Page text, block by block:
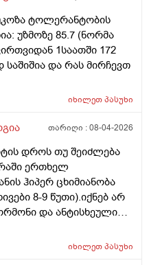
ტოლერანტობის
უზმოზე 85.7 (ნორმა
1საათში 172
საშიშია და რას მირჩევთ
იხილეთპასუხი
თარიღი :08-04-2026
დროს თუ შეიძლება
ერთხელ
ჰიპერ ცხიმიანობა
8-9 წუთი).იქნებ არ
და ანტისხეული
კარგად იმუშავა(
იხილეთპასუხი